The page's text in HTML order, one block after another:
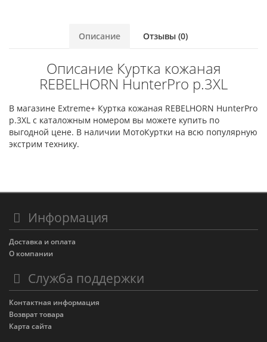
Описание Отзывы (0)
Описание Куртка кожаная
REBELHORN HunterPro р.3XL
В магазине Extreme+ Куртка кожаная REBELHORN HunterPro
р.3XL с каталожным номером вы можете купить по
выгодной цене. В наличии МотоКуртки на всю популярную
экстрим технику.
Информация
Доставка и оплата
О компании
Служба поддержки
Контактная информация
Возврат товара
Карта сайта